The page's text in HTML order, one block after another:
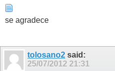
se agradece
tolosano2 said:
25/07/2012 21:31